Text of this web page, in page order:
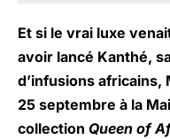
Et si le vrai luxe
avoir lancé Kanthé,
d’infusions africains,
25 septembre à la
collection Queen of